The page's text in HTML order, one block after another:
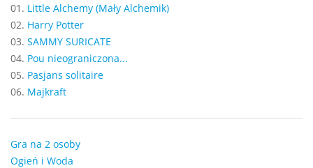
01. Little Alchemy (Mały Alchemik)
02. Harry Potter
03. SAMMY SURICATE
04. Pou nieograniczona...
05. Pasjans solitaire
06. Majkraft
Gra na 2 osoby
Ogień i Woda